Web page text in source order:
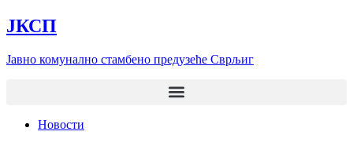
Скочите
на
ЈКСП
Јавно комунално стамбено предузеће Сврљиг
Новости